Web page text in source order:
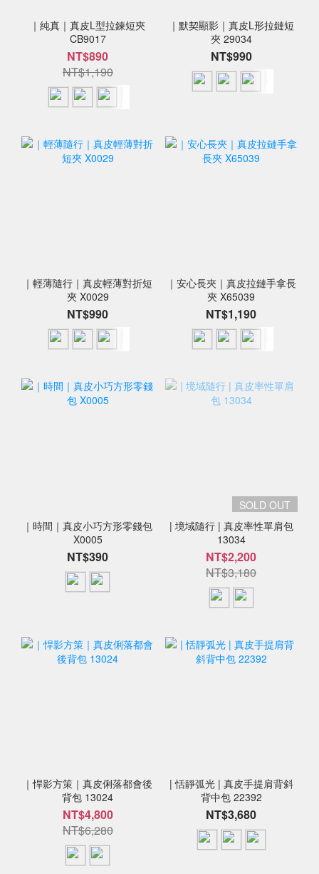
｜純真｜真皮L型拉鍊短夾
CB9017
NT$890
NT$1,190
｜默契顯影｜真皮L形拉鏈短
夾 29034
NT$990
｜輕薄隨行｜真皮輕薄對折短
夾 X0029
NT$990
｜安心長夾｜真皮拉鏈手拿長
夾 X65039
NT$1,190
｜時間｜真皮小巧方形零錢包
X0005
NT$390
SOLD OUT
| 境域隨行 | 真皮率性單肩包
13034
NT$2,200
NT$3,180
｜悍影方策｜真皮俐落都會後
背包 13024
NT$4,800
NT$6,280
| 恬靜弧光 | 真皮手提肩背斜
背中包 22392
NT$3,680